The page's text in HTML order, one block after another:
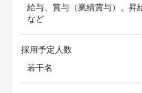
給与、賞与（業績賞与）、昇
など
採用予定人数
若干名